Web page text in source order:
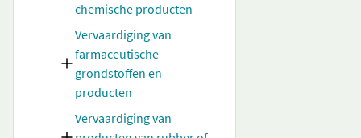
chemische producten
Vervaardiging van
farmaceutische
grondstoffen en
producten
Vervaardiging van